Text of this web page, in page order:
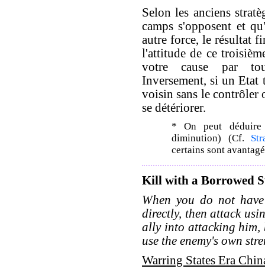
Selon les anciens
camps s'opposent et
autre force, le résultat
l'attitude de ce
votre cause par
Inversement, si un Etat
voisin sans le contrôler
se détériorer.
* On peut déduire
diminution) (Cf.
certains sont
Kill with a Borrowed
When you do not
directly, then attack
ally into attacking
use the enemy's own
Warring States Era